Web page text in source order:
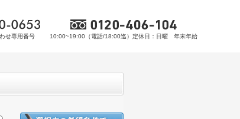
せ専用番号 10:00~19:00（電話/18:00迄）定休日：日曜 年末年始